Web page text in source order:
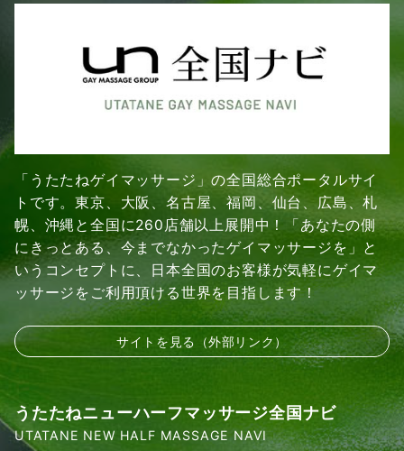
「うたたねゲイマッサージ」の全国総合ポータルサイ
トです。東京、大阪、名古屋、福岡、仙台、広島、札
幌、沖縄と全国に260店舗以上展開中！「あなたの側
にきっとある、今までなかったゲイマッサージを」と
いうコンセプトに、日本全国のお客様が気軽にゲイマ
ッサージをご利用頂ける世界を目指します！
サイトを見る（外部リンク）
うたたねニューハーフマッサージ全国ナビ
UTATANE NEW HALF MASSAGE NAVI